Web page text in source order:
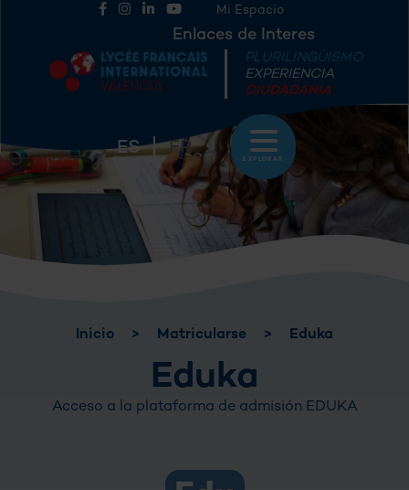
Mi Espacio
PLURILINGÜISMO
EXPERIENCIA
CIUDADANIA
ES FR
EXPLORAR
Enlaces de Interes
Inicio > Matricularse > Eduka
Eduka
Acceso a la plataforma de admisión EDUKA